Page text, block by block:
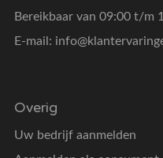
Bereikbaar van 09:00 t/m
E-mail:
Overig
Uw bedrijf aanmelden